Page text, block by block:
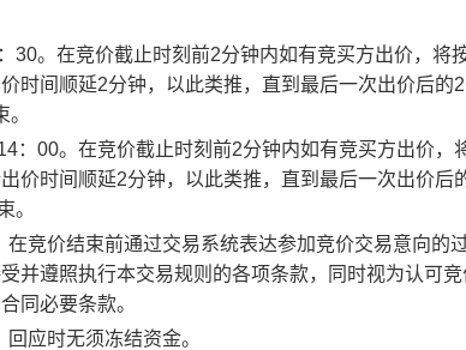
30。在竞价截止时刻前2分钟内如有竞买方出价，将
时间顺延2分钟，以此类推，直到最后一次出价后的
：00。在竞价截止时刻前2分钟内如有竞买方出价，
价时间顺延2分钟，以此类推，直到最后一次出价后
。
竞价结束前通过交易系统表达参加竞价交易意向的
并遵照执行本交易规则的各项条款，同时视为认可
同必要条款。
应时无须冻结资金。